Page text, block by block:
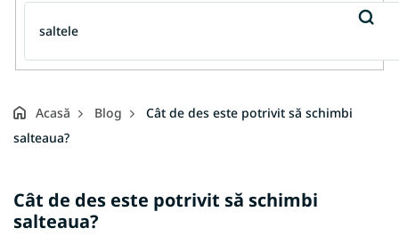
Acasă Blog
Cât de des este potrivit să schimbi
salteaua?
Cât de des este potrivit să schimbi
salteaua?